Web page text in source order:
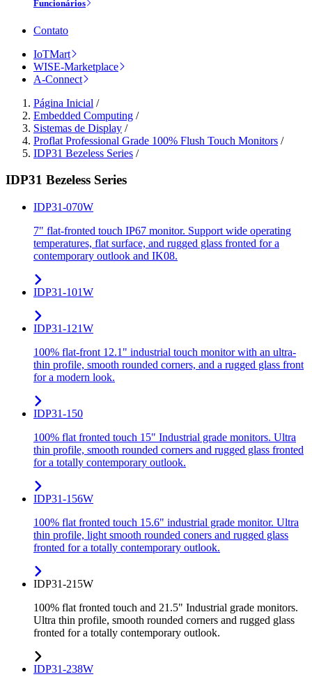
Funcionários
Contato
IoTMart
WISE-Marketplace
A-Connect
Página Inicial /
Embedded Computing /
Sistemas de Display /
Proflat Professional Grade 100% Flush Touch Monitors /
IDP31 Bezeless Series /
IDP31 Bezeless Series
IDP31-070W
7" flat-fronted touch IP67 monitor. Support wide operating
temperatures, flat surface, and rugged glass fronted for a
contemporary outlook and IK08.
IDP31-101W
IDP31-121W
100% flat-front 12.1" industrial touch monitor with an ultra-
thin profile, smooth rounded corners, and a rugged glass front
for a modern look.
IDP31-150
100% flat fronted touch 15" Industrial grade monitors. Ultra
thin profile, smooth rounded corners and rugged glass fronted
for a totally contemporary outlook.
IDP31-156W
100% flat fronted touch 15.6" industrial grade monitor. Ultra
thin profile, light smooth rounded coners and rugged glass
fronted for a totally contemporary outlook.
IDP31-215W
100% flat fronted touch and 21.5" Industrial grade monitors.
Ultra thin profile, smooth rounded corners and rugged glass
fronted for a totally contemporary outlook.
IDP31-238W